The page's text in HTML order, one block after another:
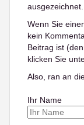
ausgezeichnet.
Wenn Sie
kein
Beitrag ist
klicken Sie
Also, ran an
Ihr Name